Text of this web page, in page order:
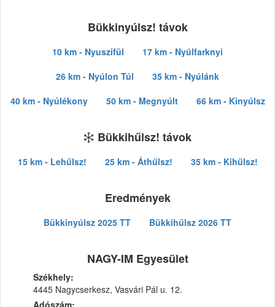
Bükkinyúlsz! távok
10 km - Nyuszifül
17 km - Nyúlfarknyi
26 km - Nyúlon Túl
35 km - Nyúlánk
40 km - Nyúlékony
50 km - Megnyúlt 66 km - Kinyúlsz
Bükkihűlsz! távok
15 km - Lehűlsz! 25 km - Áthűlsz! 35 km - Kihűlsz!
Eredmények
Bükkinyúlsz 2025 TT Bükkihűlsz 2026 TT
NAGY-IM Egyesület
Székhely:
4445 Nagycserkesz, Vasvári Pál u. 12.